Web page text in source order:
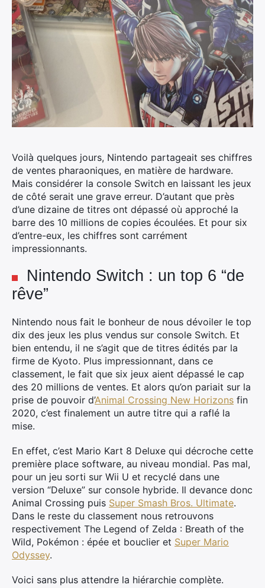
Voilà quelques jours, Nintendo partageait ses chiffres
de ventes pharaoniques, en matière de hardware.
Mais considérer la console Switch en laissant les jeux
de côté serait une grave erreur. D’autant que près
d’une dizaine de titres ont dépassé où approché la
barre des 10 millions de copies écoulées. Et pour six
d’entre-eux, les chiffres sont carrément
impressionnants.
Nintendo Switch : un top 6 “de
rêve”
Nintendo nous fait le bonheur de nous dévoiler le top
dix des jeux les plus vendus sur console Switch. Et
bien entendu, il ne s’agit que de titres édités par la
firme de Kyoto. Plus impressionnant, dans ce
classement, le fait que six jeux aient dépassé le cap
des 20 millions de ventes. Et alors qu’on pariait sur la
prise de pouvoir d’Animal Crossing New Horizons fin
2020, c’est finalement un autre titre qui a raflé la
mise.
En effet, c’est Mario Kart 8 Deluxe qui décroche cette
première place software, au niveau mondial. Pas mal,
pour un jeu sorti sur Wii U et recyclé dans une
version “Deluxe” sur console hybride. Il devance donc
Animal Crossing puis Super Smash Bros. Ultimate.
Dans le reste du classement nous retrouvons
respectivement The Legend of Zelda : Breath of the
Wild, Pokémon : épée et bouclier et Super Mario
Odyssey.
Voici sans plus attendre la hiérarchie complète.